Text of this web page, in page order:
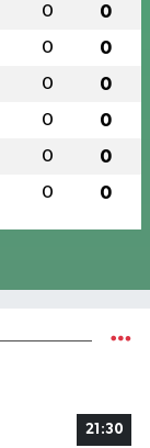
0 0
0 0
0 0
0 0
0 0
0 0
21:30